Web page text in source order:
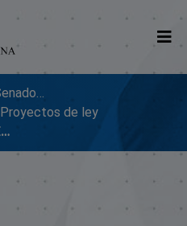
Repositorio Digital SenadoRD
Proyectos de ley
000211LEY DE BONOS EXTERNOS 2011 POR $500M_V8 FINAL